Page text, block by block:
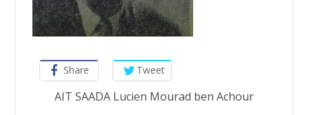
Share Tweet
AIT SAADA Lucien Mourad ben Achour